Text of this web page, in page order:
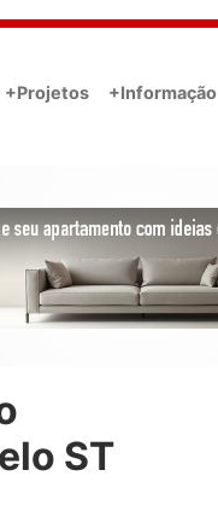
+Projetos +Informação
ST